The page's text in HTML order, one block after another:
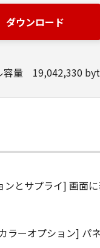
貸与その他の方法
、改変、リバー
フトウエア」に
、その内容によ
れて提供されてい
ダウンロード
容量 19,042,330
とサプライ] 画面
ーオプション] パ